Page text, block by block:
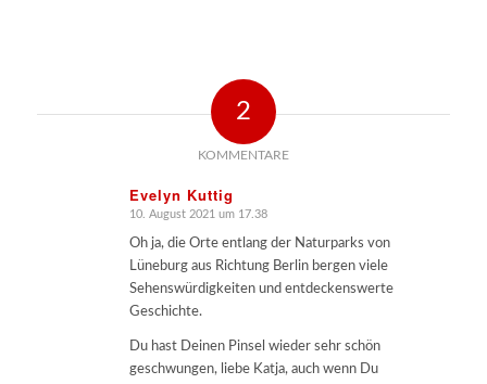
2
KOMMENTARE
Evelyn Kuttig
sagte:
10. August 2021 um 17.38
Oh ja, die Orte entlang der Naturparks von
Lüneburg aus Richtung Berlin bergen viele
Sehenswürdigkeiten und entdeckenswerte
Geschichte.
Du hast Deinen Pinsel wieder sehr schön
geschwungen, liebe Katja, auch wenn Du